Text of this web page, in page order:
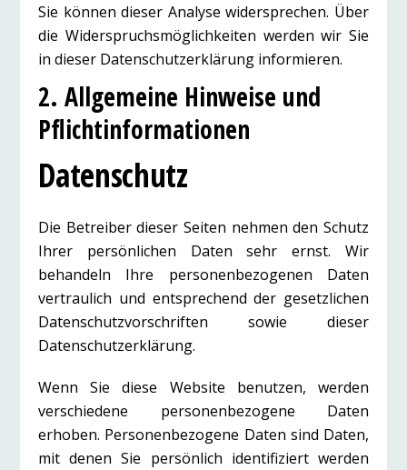
Sie können dieser Analyse widersprechen. Über
die Widerspruchsmöglichkeiten werden wir Sie
in dieser Datenschutzerklärung informieren.
2. Allgemeine Hinweise und
Pflichtinformationen
Datenschutz
Die Betreiber dieser Seiten nehmen den Schutz
Ihrer persönlichen Daten sehr ernst. Wir
behandeln Ihre personenbezogenen Daten
vertraulich und entsprechend der gesetzlichen
Datenschutzvorschriften sowie dieser
Datenschutzerklärung.
Wenn Sie diese Website benutzen, werden
verschiedene personenbezogene Daten
erhoben. Personenbezogene Daten sind Daten,
mit denen Sie persönlich identifiziert werden